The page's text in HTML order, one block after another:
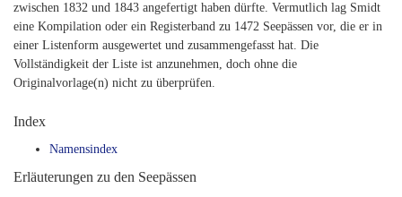
zwischen 1832 und 1843 angefertigt haben dürfte. Vermutlich lag Smidt
eine Kompilation oder ein Registerband zu 1472 Seepässen vor, die er in
einer Listenform ausgewertet und zusammengefasst hat. Die
Vollständigkeit der Liste ist anzunehmen, doch ohne die
Originalvorlage(n) nicht zu überprüfen.
Index
Namensindex
Erläuterungen zu den Seepässen